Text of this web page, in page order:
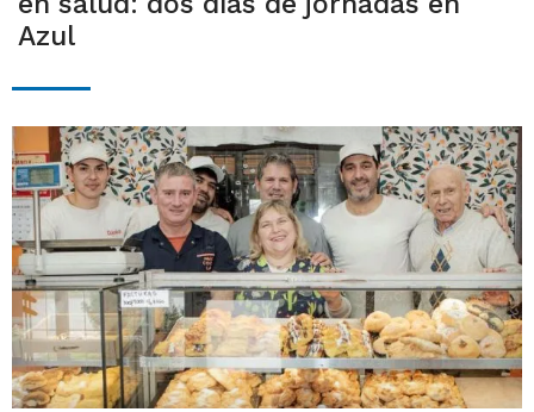
Azul